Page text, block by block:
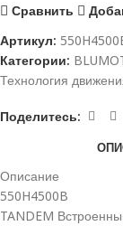
Сравнить
Артикул:
Категории:
Технология
Поделитесь:
Описание
550H4500B
TANDEM